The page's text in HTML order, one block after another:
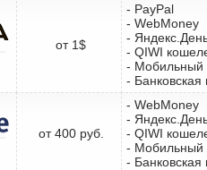
от 1$
- PayPal
- WebMoney
-
- QIWI
- Мобильный
- Банковская
от 400 руб.
- WebMoney
-
- QIWI
- Мобильный
- Банковская